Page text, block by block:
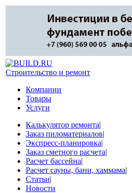
Строительство и ремонт
Компании
Товары
Услуги
Калькулятор ремонта|
Заказ пиломатериалов|
Экспресс-планировка|
Заказ сметного расчета|
Расчет бассейна|
Расчет сауны, бани, хаммама|
Статьи|
Новости